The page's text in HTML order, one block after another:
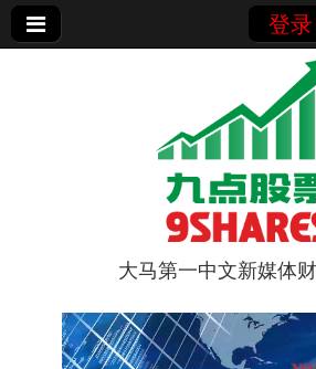
登录
9点股票
大马第一中文新媒体